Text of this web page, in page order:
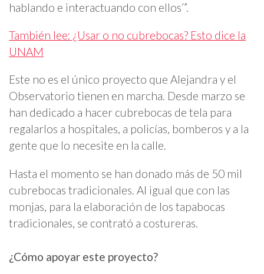
hablando e interactuando con ellos’”.
También lee: ¿Usar o no cubrebocas? Esto dice la
UNAM
Este no es el único proyecto que Alejandra y el
Observatorio tienen en marcha. Desde marzo se
han dedicado a hacer cubrebocas de tela para
regalarlos a hospitales, a policías, bomberos y a la
gente que lo necesite en la calle.
Hasta el momento se han donado más de 50 mil
cubrebocas tradicionales. Al igual que con las
monjas, para la elaboración de los tapabocas
tradicionales, se contrató a costureras.
¿Cómo apoyar este proyecto?